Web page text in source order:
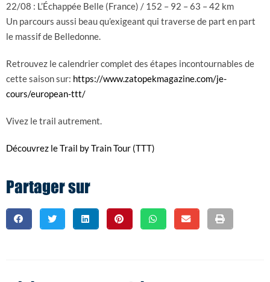
22/08 : L’Échappée Belle (France) / 152 – 92 – 63 – 42 km
Un parcours aussi beau qu’exigeant qui traverse de part en part
le massif de Belledonne.
Retrouvez le calendrier complet des étapes incontournables de
cette saison sur: https://www.zatopekmagazine.com/je-
cours/european-ttt/
Vivez le trail autrement.
Découvrez le Trail by Train Tour (TTT)
Partager sur